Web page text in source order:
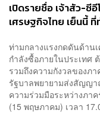
เปิดรายชื่อ เจ้าสัว-ซี
เศรษฐกิจไทย เย็นนี้
ท่ามกลางแรงกดดันด้าน
กำลังซื้อภายในประเทศ
รวมถึงความกังวลของภ
รัฐบาลพยายามส่งสัญญา
ความร่วมมือระหว่างภ
(15 พฤษภาคม) เวลา